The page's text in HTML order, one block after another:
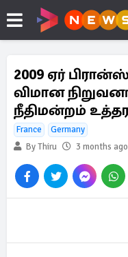
2009 ஏர்
விமான
நீதிமன்றம்
France
Germany
By Thiru
3 months ago